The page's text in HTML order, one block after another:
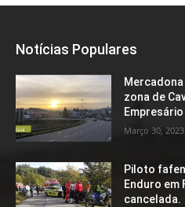
Notícias Populares
zona de
Empresário
Março 30, 2023
Piloto
Enduro em
cancelada.